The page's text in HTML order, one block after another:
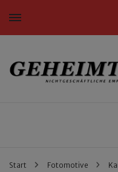
Nichtgeschäftliche
Start Fotomotive